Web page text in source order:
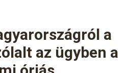
a
az ügyben a